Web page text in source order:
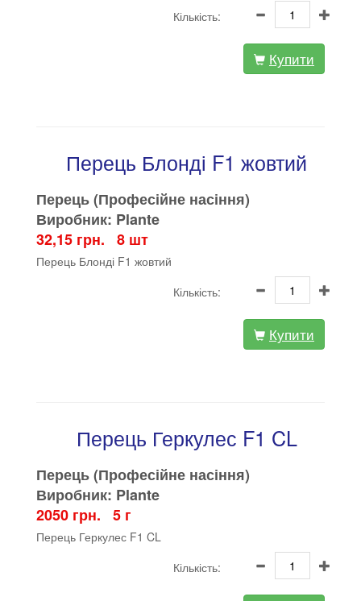
Кількість:
Купити
Перець Блонді F1 жовтий
Перець (Професійне насіння)
Виробник: Plante
32,15 грн. 8 шт
Перець Блонді F1 жовтий
Кількість:
Купити
Перець Геркулес F1 CL
Перець (Професійне насіння)
Виробник: Plante
2050 грн. 5 г
Перець Геркулес F1 CL
Кількість: